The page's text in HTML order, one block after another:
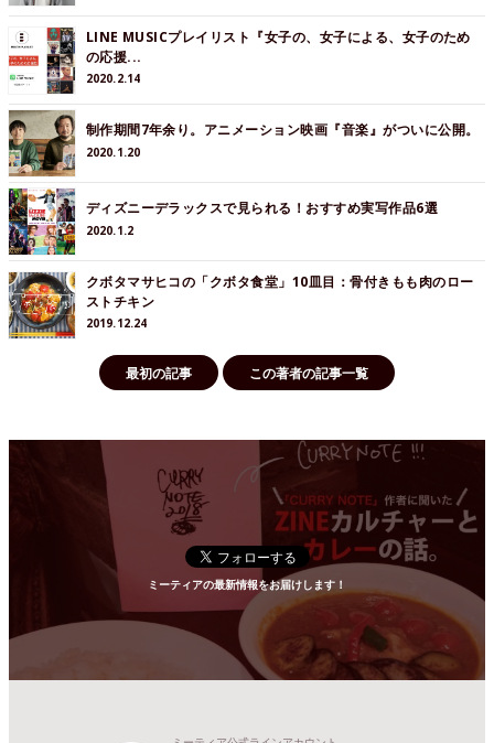
LINE MUSICプレイリスト『女子の、女子による、女子のため
の応援...
2020.2.14
制作期間7年余り。アニメーション映画『音楽』がついに公開。
2020.1.20
ディズニーデラックスで見られる！おすすめ実写作品6選
2020.1.2
クボタマサヒコの「クボタ食堂」10皿目：骨付きもも肉のロー
ストチキン
2019.12.24
最初の記事 この著者の記事一覧
ミーティアの最新情報をお届けします！